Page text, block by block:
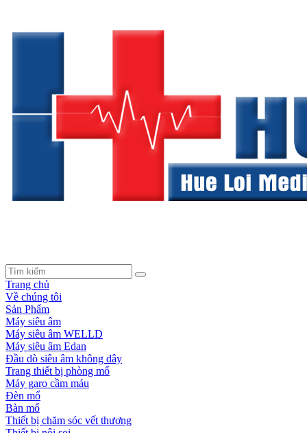
Trang chủ
Về chúng tôi
Sản Phẩm
Máy siêu âm
Máy siêu âm WELLD
Máy siêu âm Edan
Đầu dò siêu âm không dây
Trang thiết bị phòng mổ
Máy garo cầm máu
Đèn mổ
Bàn mổ
Thiết bị chăm sóc vết thương